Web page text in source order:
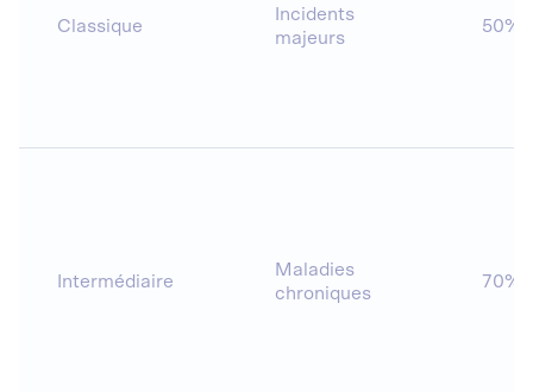
Classique
Incidents
majeurs
50%
Intermédiaire
Maladies
chroniques
70%